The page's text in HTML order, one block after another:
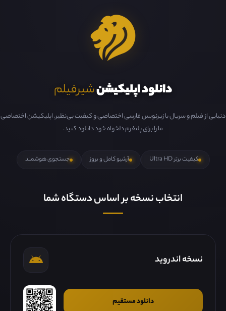
دانلود اپلیکیشنشیرفیلم
دنیایی از فیلم و سریال با زیرنویس فارسی اختصاصی و کیفیت بی‌نظیر. اپلیکیشن اختصاصی
ما را برای پلتفرم دلخواه خود دانلود کنید.
کیفیت برتر Ultra HD آرشیو کامل و بروز جستجوی هوشمند
انتخاب نسخه بر اساس دستگاه شما
نسخه اندروید
دانلود مستقیم